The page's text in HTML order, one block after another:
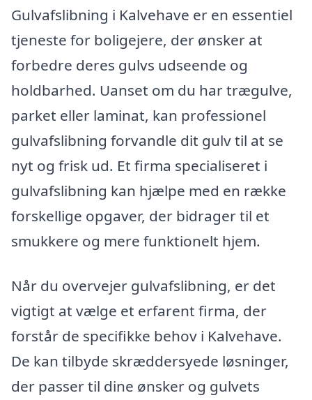
Gulvafslibning i Kalvehave er en essentiel
tjeneste for boligejere, der ønsker at
forbedre deres gulvs udseende og
holdbarhed. Uanset om du har trægulve,
parket eller laminat, kan professionel
gulvafslibning forvandle dit gulv til at se
nyt og frisk ud. Et firma specialiseret i
gulvafslibning kan hjælpe med en række
forskellige opgaver, der bidrager til et
smukkere og mere funktionelt hjem.
Når du overvejer gulvafslibning, er det
vigtigt at vælge et erfarent firma, der
forstår de specifikke behov i Kalvehave.
De kan tilbyde skræddersyede løsninger,
der passer til dine ønsker og gulvets